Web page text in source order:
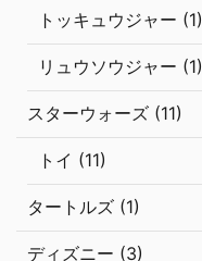
トッキュウジャー (1)
リュウソウジャー (1)
スターウォーズ (11)
トイ (11)
タートルズ (1)
ディズニー (3)